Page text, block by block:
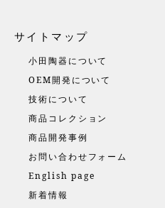
サイトマップ
小田陶器について
OEM開発について
技術について
商品コレクション
商品開発事例
お問い合わせフォーム
English page
新着情報